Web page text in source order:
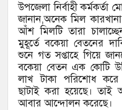
উপজেলা নির্বাহী
জানান,অনেক মিল
আঁশ মিলটি তারা
মুহূর্তে বকেয়া বেতনের
শুনে গত সপ্তাহে গিয়ে
বকেয়া বেতন এক কোটি
লাখ টাকা পরিশোধ করে
ছাটাই করা হয়েছে। তাই
আবার আন্দোলন করেছে।